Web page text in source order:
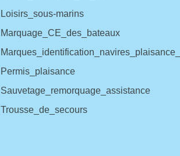
Loisirs_sous-marins
Marquage_CE_des_bateaux
Permis_plaisance
Sauvetage_remorquage_assistance
Trousse_de_secours